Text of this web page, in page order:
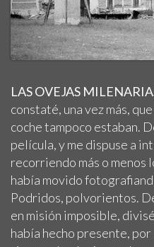
LAS OVEJAS
constaté, una vez más,
coche tampoco estaban.
película, y me dispuse a
recorriendo más o menos
había movido
Podridos, polvorientos.
en misión imposible,
había hecho presente,